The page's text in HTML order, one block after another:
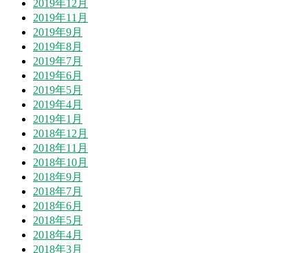
2019年12月
2019年11月
2019年9月
2019年8月
2019年7月
2019年6月
2019年5月
2019年4月
2019年1月
2018年12月
2018年11月
2018年10月
2018年9月
2018年7月
2018年6月
2018年5月
2018年4月
2018年3月